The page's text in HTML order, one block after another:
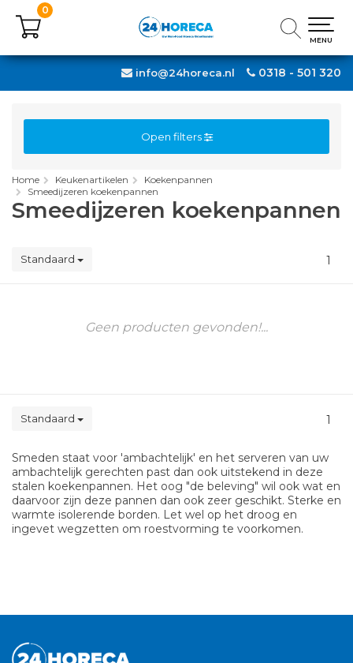
0318 - 501 320
info@24horeca.nl
0
MENU
0
MENU
Open filters
Home Keukenartikelen
Koekenpannen
Smeedijzeren koekenpannen
Smeedijzeren koekenpannen
Standaard 1
Geen producten gevonden!...
Standaard 1
Smeden staat voor 'ambachtelijk' en het serveren van uw
ambachtelijk gerechten past dan ook uitstekend in deze
stalen koekenpannen. Het oog "de beleving" wil ook wat en
daarvoor zijn deze pannen dan ook zeer geschikt. Sterke en
warmte isolerende borden. Let wel op het droog en
ingevet wegzetten om roestvorming te voorkomen.